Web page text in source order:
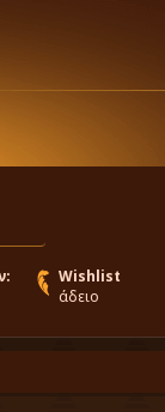
Wishlist
άδειο